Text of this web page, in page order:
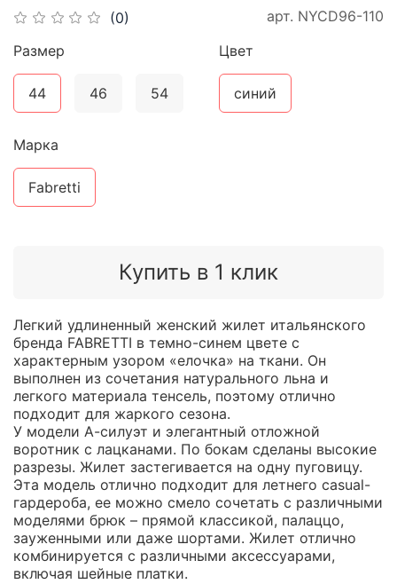
(0) арт. NYCD96-110
Купить в 1 клик
Размер
44 46 54
Цвет
синий
Марка
Fabretti
Легкий удлиненный женский жилет итальянского
бренда FABRETTI в темно-синем цвете с
характерным узором «елочка» на ткани. Он
выполнен из сочетания натурального льна и
легкого материала тенсель, поэтому отлично
подходит для жаркого сезона.
У модели А-силуэт и элегантный отложной
воротник с лацканами. По бокам сделаны высокие
разрезы. Жилет застегивается на одну пуговицу.
Эта модель отлично подходит для летнего casual-
гардероба, ее можно смело сочетать с различными
моделями брюк – прямой классикой, палаццо,
зауженными или даже шортами. Жилет отлично
комбинируется с различными аксессуарами,
включая шейные платки.